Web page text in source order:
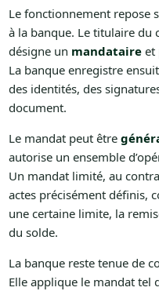
Le fonctionnement repose
à la banque. Le titulaire du
désigne un mandataireet
La banque enregistre
des identités, des
document.
Le mandat peut être
autorise un ensemble
Un mandat limité, au
actes précisément définis,
une certaine limite, la
du solde.
La banque reste tenue de
Elle applique le mandat tel